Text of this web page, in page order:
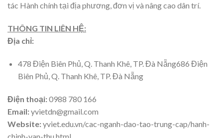
tác Hành chính tại địa phương, đơn vị và nâng cao dân trí.
THÔNG TIN LIÊN HỆ:
Địa chỉ:
478 Điện Biên Phủ, Q. Thanh Khê, TP. Đà Nẵng686 Điện
Biên Phủ, Q. Thanh Khê, TP. Đà Nẵng
Điện thoại:0988 780 166
Email:yvietdn@gmail.com
Website:yviet.edu.vn/cac-nganh-dao-tao-trung-cap/hanh-